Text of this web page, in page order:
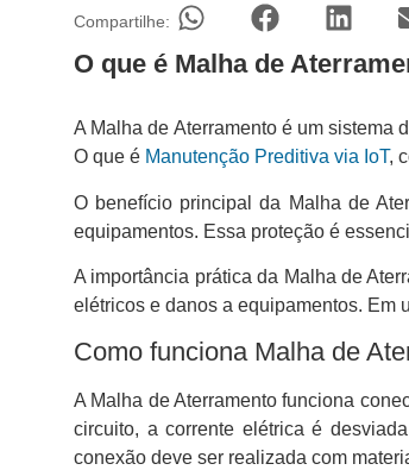
Compartilhe:
O que é Malha de
A Malha de Aterramento é um sistema
O que é Manutenção Preditiva via IoT,
O benefício principal da Malha de
equipamentos. Essa proteção é
A importância prática da Malha de
elétricos e danos a equipamentos. Em
Como funciona Malha de
A Malha de Aterramento funciona
circuito, a corrente elétrica é
conexão deve ser realizada com